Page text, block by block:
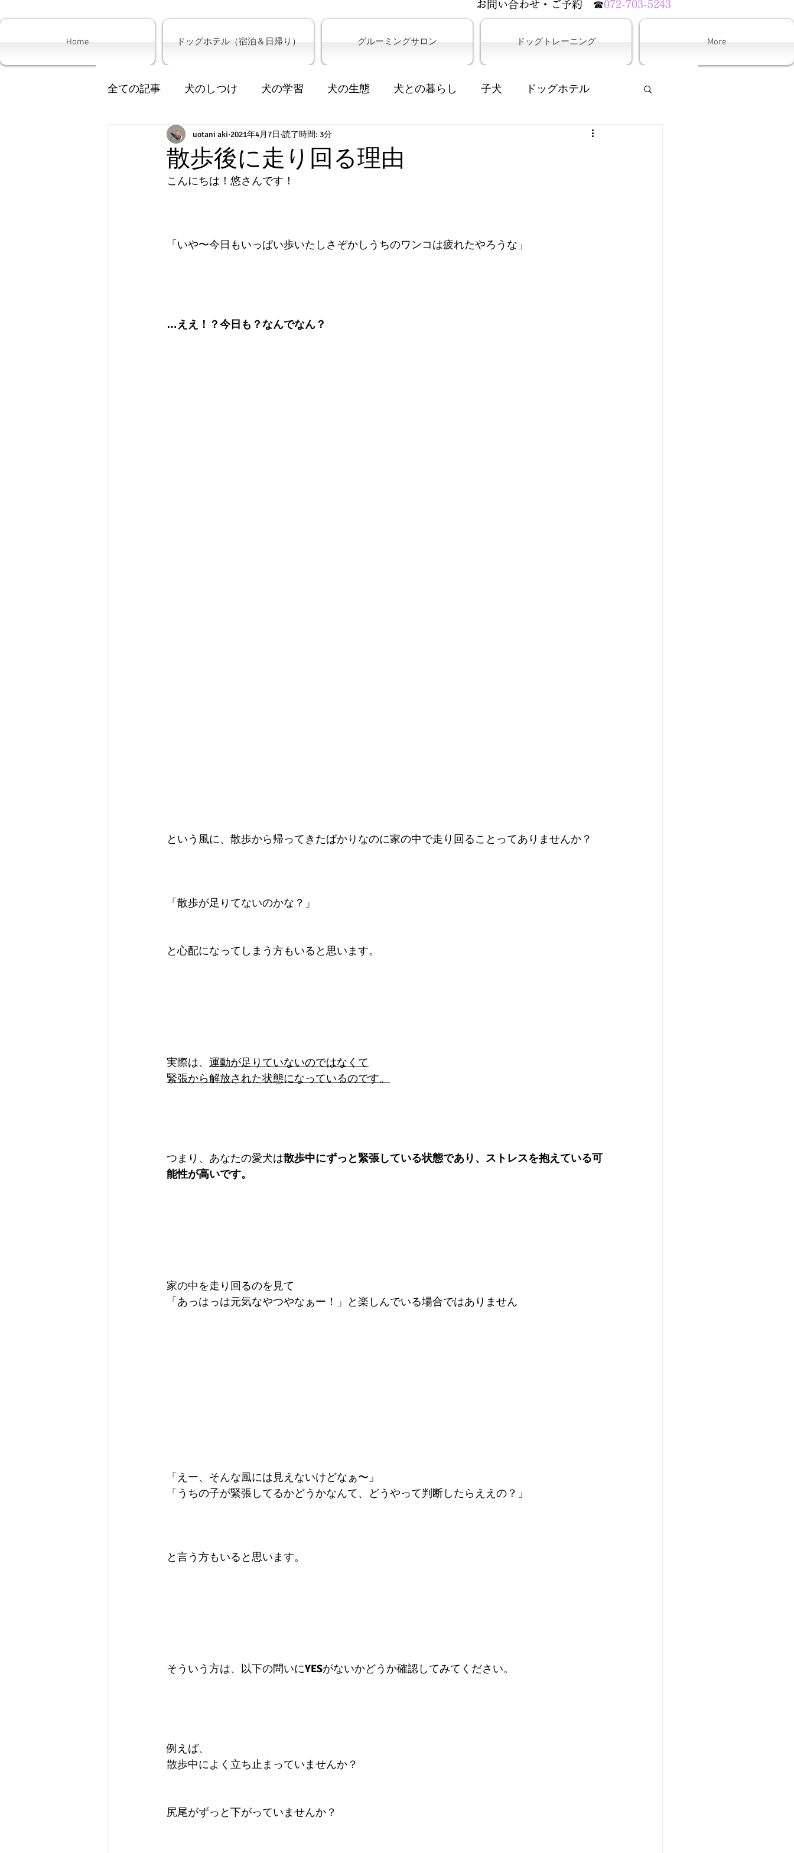
​お問い合わせ・ご予約 ☎072-703-5243
Home ドッグホテル（宿泊＆日帰り） グルーミングサロン ドッグトレーニング More
全ての記事 犬のしつけ 犬の学習 犬の生態 犬との暮らし 子犬 ドッグホテル
犬の散歩 サロン 子供の教育
散歩後に走り回る理由
uotani aki 2021年4月7日 読了時間: 3分
こんにちは！悠さんです！
「いや〜今日もいっぱい歩いたしさぞかしうちのワンコは疲れたやろうな」
…ええ！？今日も？なんでなん？
という風に、散歩から帰ってきたばかりなのに家の中で走り回ることってありませんか？
「散歩が足りてないのかな？」
と心配になってしまう方もいると思います。
実際は、 運動が足りていないのではなくて
緊張から解放された状態になっているのです。
つまり、あなたの愛犬は散歩中にずっと緊張している状態であり、ストレスを抱えている可
能性が高いです。
家の中を走り回るのを見て
「あっはっは元気なやつやなぁー！」と楽しんでいる場合ではありません
「えー、そんな風には見えないけどなぁ〜」
「うちの子が緊張してるかどうかなんて、どうやって判断したらええの？」
と言う方もいると思います。
そういう方は、以下の問いにYESがないかどうか確認してみてください。
例えば、
散歩中によく立ち止まっていませんか？
尻尾がずっと下がっていませんか？